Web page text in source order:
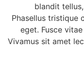
blandit
Phasellus tristique
eget. Fusce
Vivamus sit amet